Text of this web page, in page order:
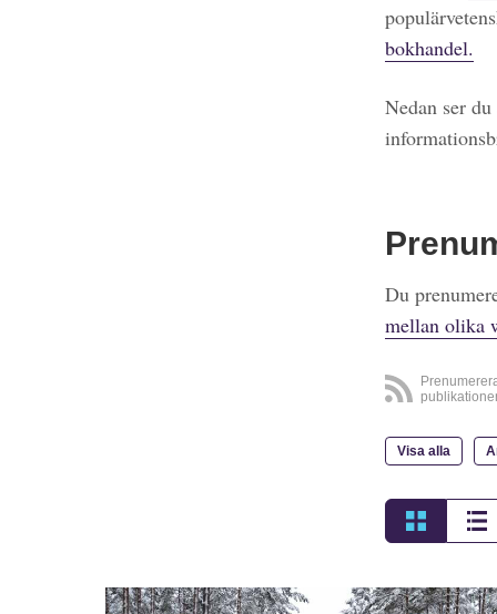
bokhandel.
Nedan ser
Du
mellan olika
Visa alla